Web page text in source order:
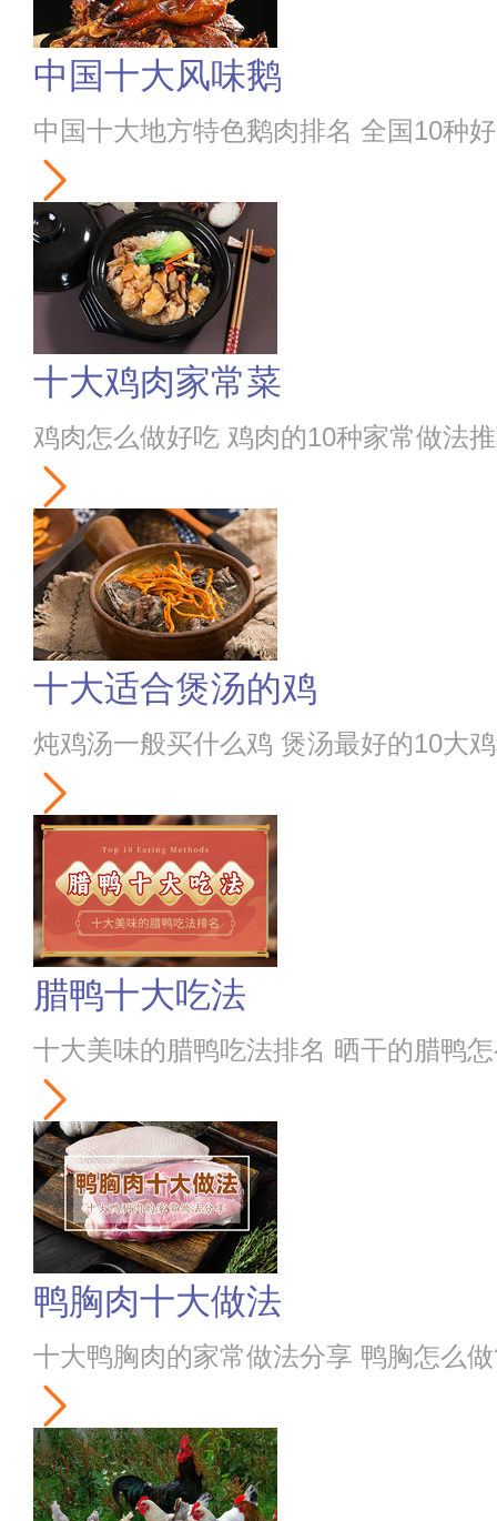
中国十大风味鹅
中国十大地方特色鹅肉排名 全国10种
十大鸡肉家常菜
鸡肉怎么做好吃 鸡肉的10种家常做法
十大适合煲汤的鸡
炖鸡汤一般买什么鸡 煲汤最好的10大
腊鸭十大吃法
十大美味的腊鸭吃法排名 晒干的腊鸭
鸭胸肉十大做法
十大鸭胸肉的家常做法分享 鸭胸怎么